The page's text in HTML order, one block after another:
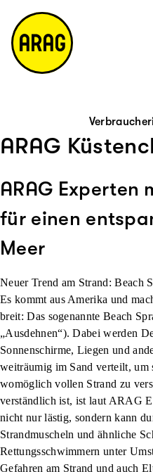
h
e
ta
k
ts
ei
te
e
m
a
p
ARAG
ARAG Experten
für einen
Meer
Neuer Trend am Strand: Beach
Es kommt aus Amerika und
breit: Das sogenannte Beach
„Ausdehnen“). Dabei werden
Sonnenschirme, Liegen und
weiträumig im Sand verteilt, um
womöglich vollen Strand zu
verständlich ist, ist laut ARAG
nicht nur lästig, sondern kann
Strandmuscheln und ähnliche
Rettungsschwimmern unter
Gefahren am Strand und auch